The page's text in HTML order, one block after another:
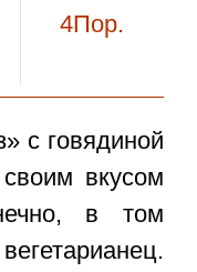
4Пор.
с говядиной
вкусом
в том